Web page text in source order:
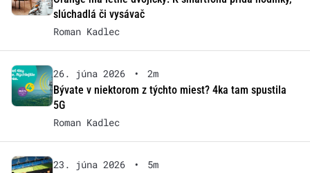
slúchadlá či vysávač
Roman Kadlec
26. júna 2026 •
2m
Bývate v niektorom z týchto miest? 4ka tam spustila
5G
Roman Kadlec
23. júna 2026 •
5m